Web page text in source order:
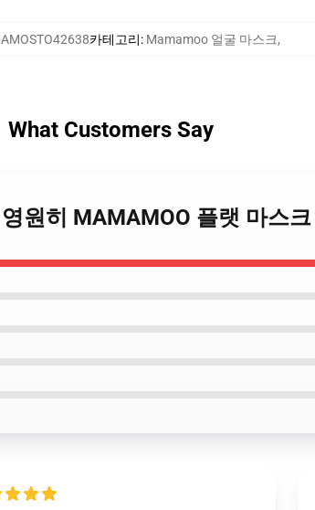
카테고리: Mamamoo 얼굴 마스크,
What Customers Say
원히 MAMAMOO 플랫 마스